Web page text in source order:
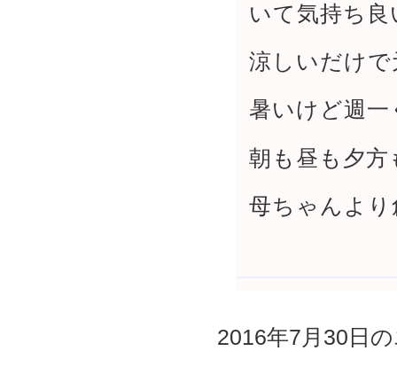
いて気持ち
涼しいだけ
暑いけど週
朝も昼も夕
母ちゃんよ
2016年7月30日